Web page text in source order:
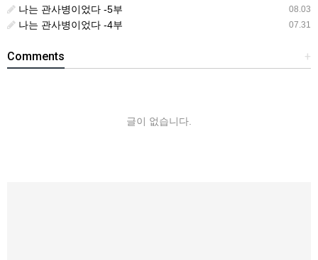
08.03
나는 관사병이었다 -5부
07.31
나는 관사병이었다 -4부
+
Comments
글이 없습니다.